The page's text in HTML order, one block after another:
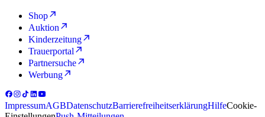
Shop
Auktion
Kinderzeitung
Trauerportal
Partnersuche
Werbung
ImpressumAGBDatenschutzBarrierefreiheitserklärungHilfeCookie-